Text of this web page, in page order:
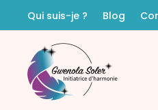
Qui suis-je ? Blog